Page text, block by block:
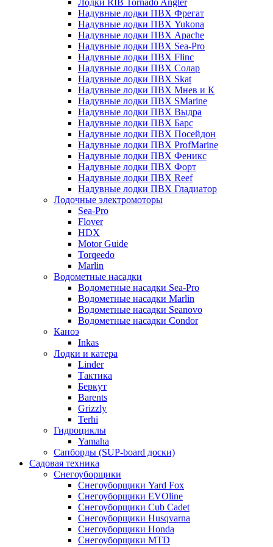
Лодки RIB Tornado Angler
Надувные лодки ПВХ Фрегат
Надувные лодки ПВХ Yukona
Надувные лодки ПВХ Apache
Надувные лодки ПВХ Sea-Pro
Надувные лодки ПВХ Flinc
Надувные лодки ПВХ Солар
Надувные лодки ПВХ Skat
Надувные лодки ПВХ Мнев и К
Надувные лодки ПВХ SMarine
Надувные лодки ПВХ Выдра
Надувные лодки ПВХ Барс
Надувные лодки ПВХ Посейдон
Надувные лодки ПВХ ProfMarine
Надувные лодки ПВХ Феникс
Надувные лодки ПВХ Форт
Надувные лодки ПВХ Reef
Надувные лодки ПВХ Гладиатор
Лодочные электромоторы
Sea-Pro
Flover
HDX
Motor Guide
Torqeedo
Marlin
Водометные насадки
Водометные насадки Sea-Pro
Водометные насадки Marlin
Водометные насадки Seanovo
Водометные насадки Condor
Каноэ
Inkas
Лодки и катера
Linder
Тактика
Беркут
Barents
Grizzly
Terhi
Гидроциклы
Yamaha
Сапборды (SUP-board доски)
Садовая техника
Снегоуборщики
Снегоуборщики Yard Fox
Снегоуборщики EVOline
Снегоуборщики Cub Cadet
Снегоуборщики Husqvarna
Снегоуборщики Honda
Снегоуборщики MTD